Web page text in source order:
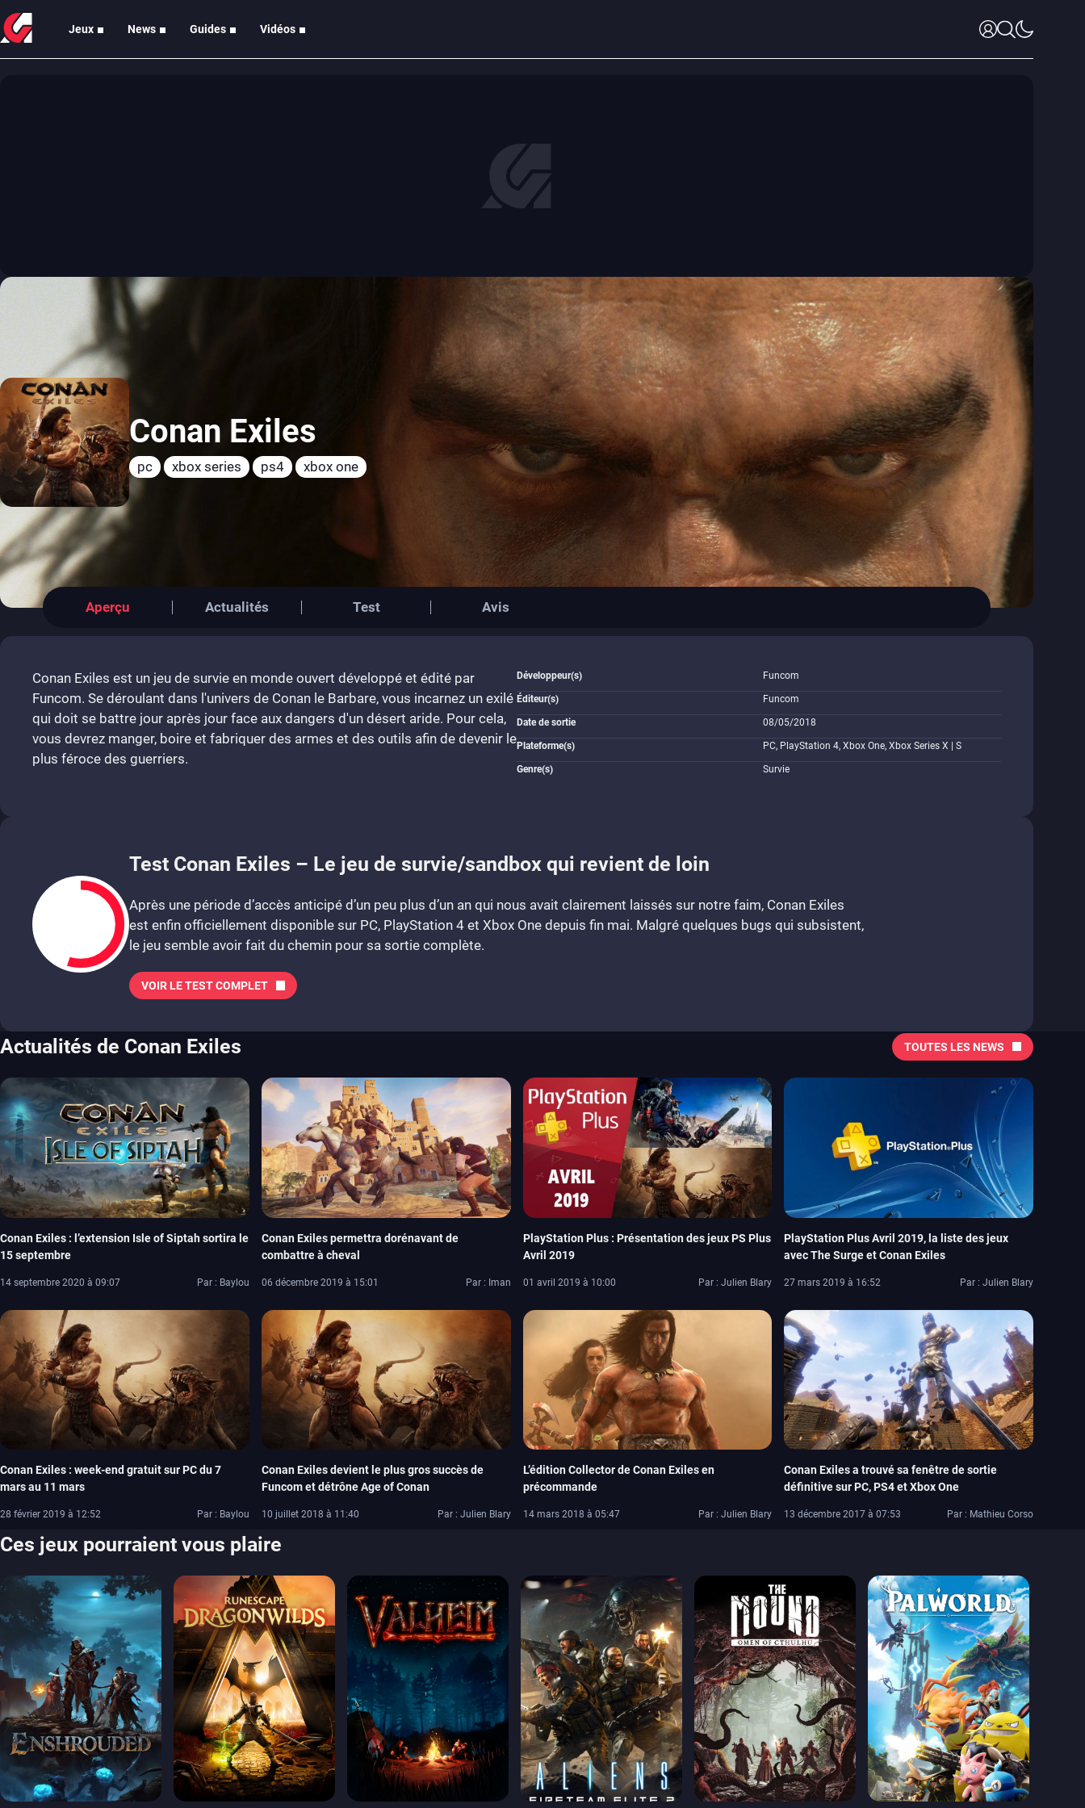
Jeux News Guides Vidéos
Conan Exiles
pc xbox series ps4 xbox one
Aperçu Actualités Test Avis
Conan Exiles est un jeu de survie en monde ouvert développé et édité par
Funcom. Se déroulant dans l'univers de Conan le Barbare, vous incarnez un exilé
qui doit se battre jour après jour face aux dangers d'un désert aride. Pour cela,
vous devrez manger, boire et fabriquer des armes et des outils afin de devenir le
plus féroce des guerriers.
Développeur(s) Funcom
Éditeur(s) Funcom
Date de sortie 08/05/2018
Plateforme(s) PC, PlayStation 4, Xbox One, Xbox Series X | S
Genre(s) Survie
Test Conan Exiles – Le jeu de survie/sandbox qui revient de loin
Après une période d’accès anticipé d’un peu plus d’un an qui nous avait clairement laissés sur notre faim, Conan Exiles
est enfin officiellement disponible sur PC, PlayStation 4 et Xbox One depuis fin mai. Malgré quelques bugs qui subsistent,
le jeu semble avoir fait du chemin pour sa sortie complète.
VOIR LE TEST COMPLET
Actualités de Conan Exiles
Conan Exiles : l’extension Isle of Siptah sortira le
15 septembre
14 septembre 2020 à 09:07 Par : Baylou
Conan Exiles permettra dorénavant de
combattre à cheval
06 décembre 2019 à 15:01 Par : Iman
PlayStation Plus : Présentation des jeux PS Plus
Avril 2019
01 avril 2019 à 10:00 Par : Julien Blary
PlayStation Plus Avril 2019, la liste des jeux
avec The Surge et Conan Exiles
27 mars 2019 à 16:52 Par : Julien Blary
Conan Exiles : week-end gratuit sur PC du 7
mars au 11 mars
28 février 2019 à 12:52 Par : Baylou
Conan Exiles devient le plus gros succès de
Funcom et détrône Age of Conan
10 juillet 2018 à 11:40 Par : Julien Blary
L’édition Collector de Conan Exiles en
précommande
14 mars 2018 à 05:47 Par : Julien Blary
Conan Exiles a trouvé sa fenêtre de sortie
définitive sur PC, PS4 et Xbox One
13 décembre 2017 à 07:53 Par : Mathieu Corso
TOUTES LES NEWS
Ces jeux pourraient vous plaire